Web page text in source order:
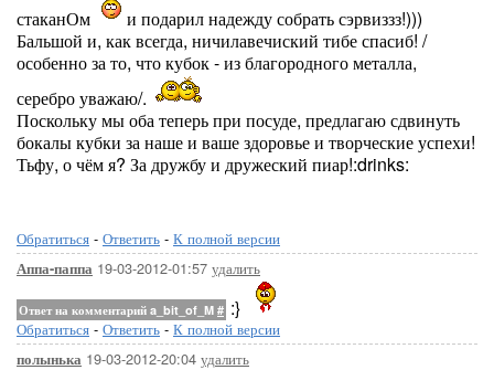
стаканОм
и подарил надежду собрать сэрвиззз!)))
Бальшой и, как всегда, ничилавечиский тибе спасиб! /
особенно за то, что кубок - из благородного металла,
серебро уважаю/.
Поскольку мы оба теперь при посуде, предлагаю сдвинуть
бокалы кубки за наше и ваше здоровье и творческие успехи!
Тьфу, о чём я? За дружбу и дружеский пиар!:drinks:
Обратиться - Ответить - К полной версии
Аппа-паппа 19-03-2012-01:57 удалить
Ответ на комментарий a_bit_of_M # :}
Обратиться - Ответить - К полной версии
полынька 19-03-2012-20:04 удалить